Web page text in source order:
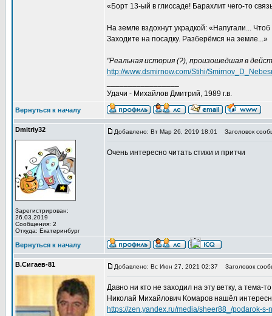
«Борт 13-ый в глиссаде! Барахлит чего-то
На земле вздохнут украдкой: «Напугали...
Заходите на посадку. Разберёмся на земле...»
"Реальная история (?), произошедшая в
http://www.dsmirnow.com/Stihi/
Удачи - Михайлов Дмитрий, 1989 г.в.
Вернуться к началу
Dmitriу32
Зарегистрирован:
26.03.2019
Сообщения: 2
Откуда: Екатеринбург
Добавлено: Вт Мар 26, 2019 18:01 Заголовок
Очень интересно читать стихи и притчи
Вернуться к началу
В.Сигаев-81 Добавлено: Вс Июн 27, 2021 02:37 Заголовок
Давно ни кто не заходил на эту ветку, а тема-
Николай Михайлович Комаров нашёл
https://zen.yandex.ru/media/sheer88_/podarok-